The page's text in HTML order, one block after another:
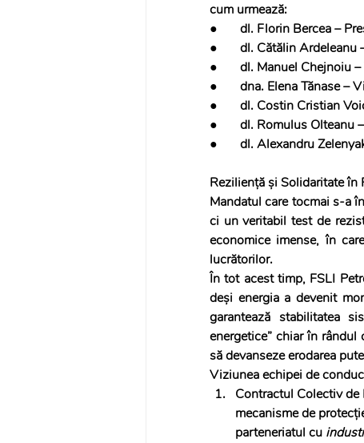
cum urmează:
● dl. Florin Bercea –
●       dl. Cătălin
●       dl. Manuel
●       dna. Elena Tănase
●       dl. Costin Cristian
●       dl. Romulus
●       dl. Alexandru
Reziliență și Solidaritate în
Mandatul care tocmai s-a
ci un veritabil test de
economice imense, în
lucrătorilor.
În tot acest timp, FSLI
deși energia a devenit
garantează stabilitatea
energetice” chiar în
să devanseze erodarea
Viziunea echipei de
Contractul Colectiv
mecanisme de
parteneriatul cu